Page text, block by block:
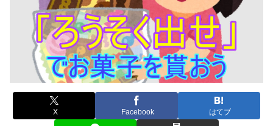
X Facebook はてブ